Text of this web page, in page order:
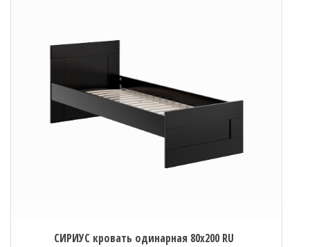
СИРИУС кровать одинарная 80х200 RU